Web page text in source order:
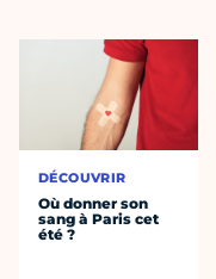
DÉCOUVRIR
Où donner son
sang à Paris cet
été ?